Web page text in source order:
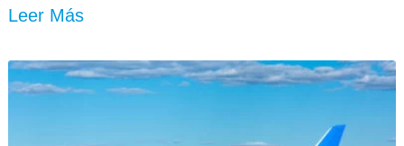
Leer Más